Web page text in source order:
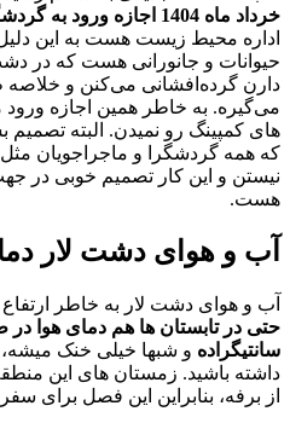
خرداد ماه 1404 اجازه ورود به گردشگران رو نمیده
اداره محیط زیست هست به این
حیوانات و جانورانی هست که در
دارن گرده‌افشانی می‌کنن و خلاصه
می‌گیره. به خاطر همین اجازه
های کمپینگ رو نمیدن. البته
که همه گردشگرا و ماجراجویان
نیستن و این کار تصمیم خوبی در
هست.
آب و هوای دشت لار
آب و هوای دشت لار به خاطر ارتفاع
سانتیگراده و شبها خیلی خنک
داشته باشید. زمستان های این
از برفه، بنابراین این فصل برای